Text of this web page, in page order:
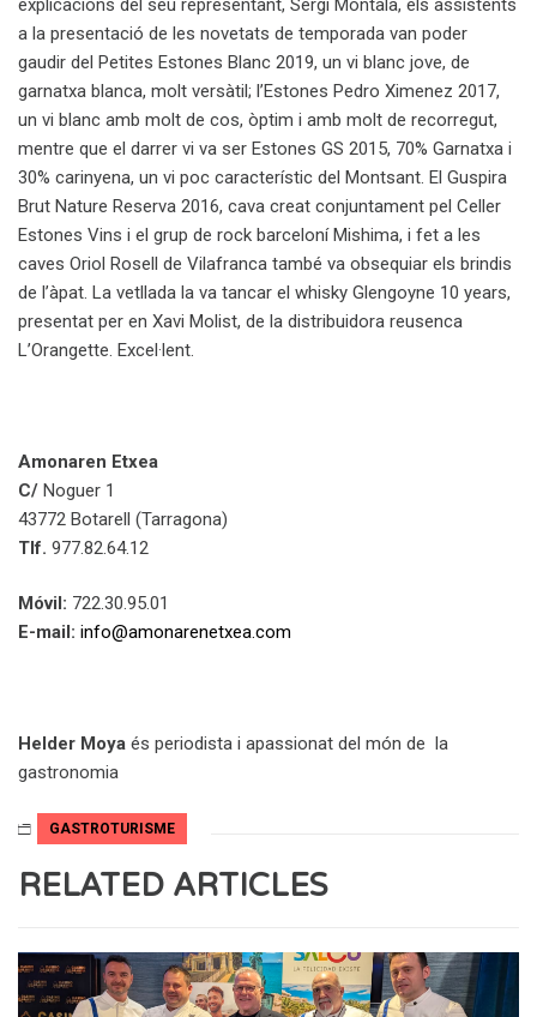
explicacions del seu representant, Sergi Montalà, els assistents
a la presentació de les novetats de temporada van poder
gaudir del Petites Estones Blanc 2019, un vi blanc jove, de
garnatxa blanca, molt versàtil; l’Estones Pedro Ximenez 2017,
un vi blanc amb molt de cos, òptim i amb molt de recorregut,
mentre que el darrer vi va ser Estones GS 2015, 70% Garnatxa i
30% carinyena, un vi poc característic del Montsant. El Guspira
Brut Nature Reserva 2016, cava creat conjuntament pel Celler
Estones Vins i el grup de rock barceloní Mishima, i fet a les
caves Oriol Rosell de Vilafranca també va obsequiar els brindis
de l’àpat. La vetllada la va tancar el whisky Glengoyne 10 years,
presentat per en Xavi Molist, de la distribuidora reusenca
L’Orangette. Excel·lent.
Amonaren Etxea
C/ Noguer 1
43772 Botarell (Tarragona)
Tlf. 977.82.64.12
Móvil: 722.30.95.01
E-mail: info@amonarenetxea.com
Helder Moya és periodista i apassionat del món de la
gastronomia
GASTROTURISME
RELATED ARTICLES